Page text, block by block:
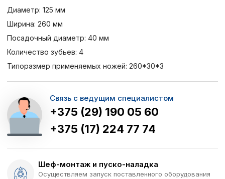
Диаметр: 125 мм
Ширина: 260 мм
Посадочный диаметр: 40 мм
Количество зубьев: 4
Типоразмер применяемых ножей: 260*30*3
Связь с ведущим специалистом
+375 (29) 190 05 60
+375 (17) 224 77 74
Шеф-монтаж и пуско-наладка
Осуществляем запуск поставленного оборудования